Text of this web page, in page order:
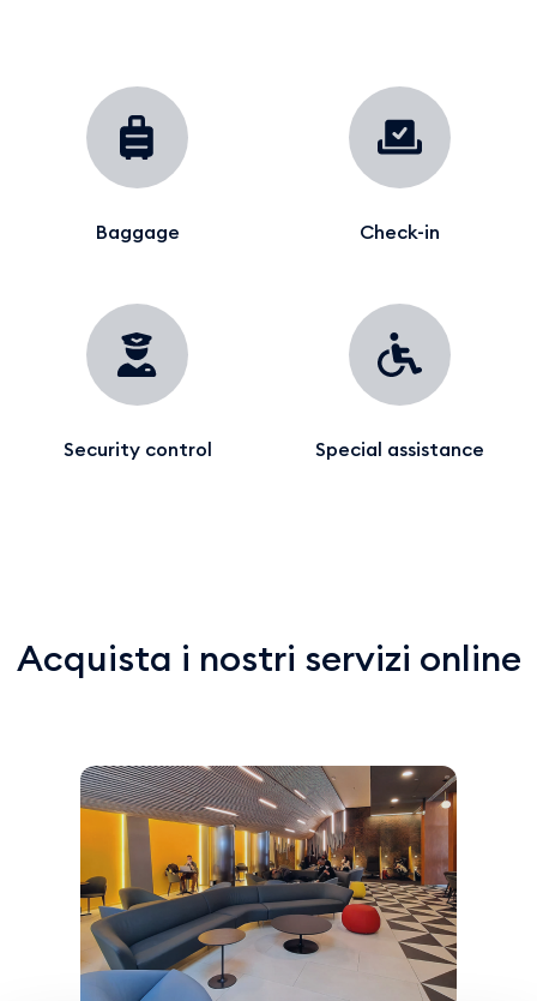
Baggage Check-in
Security control Special assistance
Acquista i nostri servizi online